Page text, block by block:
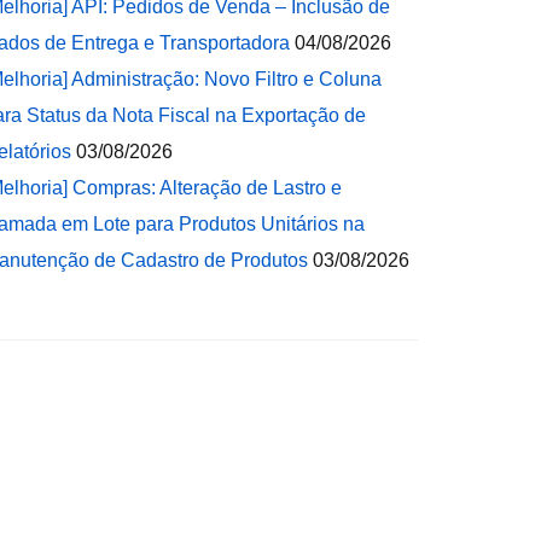
API: Pedidos de Venda – Inclusão de
de Entrega e Transportadora 04/08/2026
Administração: Novo Filtro e Coluna
Status da Nota Fiscal na Exportação de
03/08/2026
Compras: Alteração de Lastro e
em Lote para Produtos Unitários na
de Cadastro de Produtos 03/08/2026